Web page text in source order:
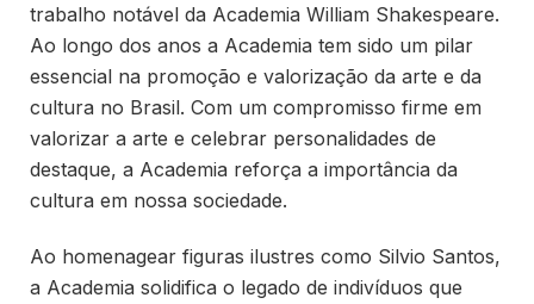
trabalho notável da Academia William Shakespeare.
Ao longo dos anos a Academia tem sido um pilar
essencial na promoção e valorização da arte e da
cultura no Brasil. Com um compromisso firme em
valorizar a arte e celebrar personalidades de
destaque, a Academia reforça a importância da
cultura em nossa sociedade.
Ao homenagear figuras ilustres como Silvio Santos,
a Academia solidifica o legado de indivíduos que